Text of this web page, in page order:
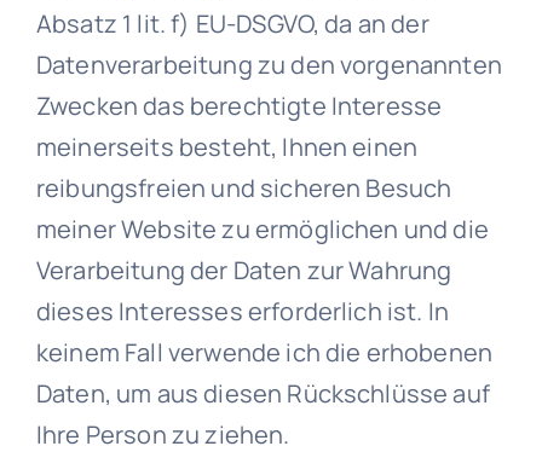
Absatz 1 lit. f) EU-DSGVO, da an der
Datenverarbeitung zu den vorgenannten
Zwecken das berechtigte Interesse
meinerseits besteht, Ihnen einen
reibungsfreien und sicheren Besuch
meiner Website zu ermöglichen und die
Verarbeitung der Daten zur Wahrung
dieses Interesses erforderlich ist. In
keinem Fall verwende ich die erhobenen
Daten, um aus diesen Rückschlüsse auf
Ihre Person zu ziehen.